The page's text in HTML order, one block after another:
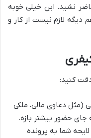
نشید. این خیلی خوبه
لازم نیست از کار و
کنید:
(مثل دعاوی مالی، ملکی
جای حضور بیشتر بازه.
شما به پرونده